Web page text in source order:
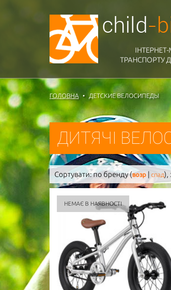
ТРАНСПОРТУ
ГОЛОВНА ДЕТСКИЕ ВЕЛОСИПЕДЫ
ДИТЯЧІ
Сортувати:по бренду (возр | спад),
НЕМАЄ В НАЯВНОСТІ